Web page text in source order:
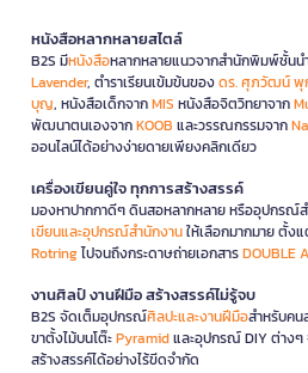
หนังสือหลากหลายสไตล์
B2S มีหนังสือหลากหลายแนวจากสำนักพิมพ์ชั้นน
Lavender, ตำราเรียนเข้มข้นของดร. ศุภวัฒน์ พุ
บุญ, หนังสือเด็กจากMIS หนังสือจิตวิทยาจาก
พัฒนาตนเองจากKOOB และวรรณกรรมจาก
ออนไลน์ได้อย่างง่ายดายเพียงคลิกเดียว
เครื่องเขียนคู่ใจ ทุกการสร้างสรรค์
มองหาปากกาดีๆ ดินสอหลากหลาย หรืออุปกรณ์
เขียนและอุปกรณ์สำนักงานให้เลือกมากมาย ตั้ง
Rotringไปจนถึงกระดาษถ่ายเอกสารDOUBLE A
งานศิลป์ งานฝีมือ สร้างสรรค์ไม่รู้จบ
B2S จัดเต็มอุปกรณ์ศิลปะและงานฝีมือสำหรับคน
ขาตั้งไม้บนโต๊ะPyramidและอุปกรณ์ DIY ต่างๆ
สร้างสรรค์ได้อย่างไร้ขีดจำกัด